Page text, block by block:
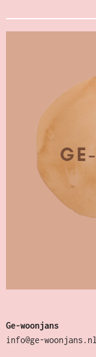
Ge-woonjans
info@ge-woonjans.nl